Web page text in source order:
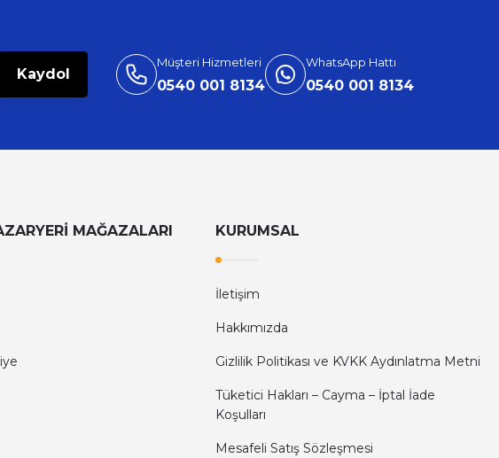
Kaydol
Müşteri Hizmetleri
0540 001 8134
WhatsApp Hattı
0540 001 8134
MAĞAZALARI KURUMSAL
İletişim
Hakkımızda
Gizlilik Politikası ve KVKK Aydınlatma Metni
Tüketici Hakları – Cayma – İptal İade
Koşulları
Mesafeli Satış Sözleşmesi